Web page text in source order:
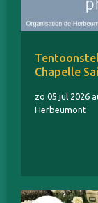
Chapelle
zo 05 jul 2026
Herbeumont